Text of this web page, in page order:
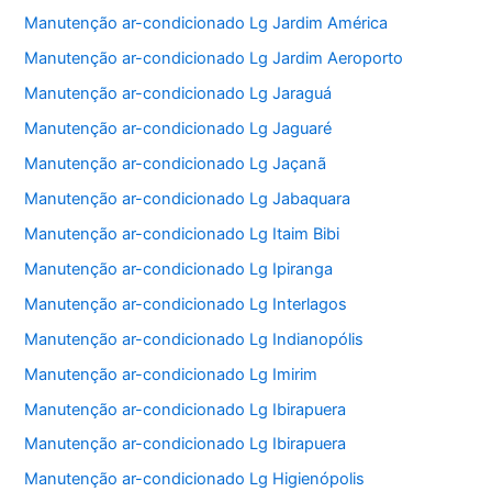
Manutenção ar-condicionado Lg Jardim América
Manutenção ar-condicionado Lg Jardim Aeroporto
Manutenção ar-condicionado Lg Jaraguá
Manutenção ar-condicionado Lg Jaguaré
Manutenção ar-condicionado Lg Jaçanã
Manutenção ar-condicionado Lg Jabaquara
Manutenção ar-condicionado Lg Itaim Bibi
Manutenção ar-condicionado Lg Ipiranga
Manutenção ar-condicionado Lg Interlagos
Manutenção ar-condicionado Lg Indianopólis
Manutenção ar-condicionado Lg Imirim
Manutenção ar-condicionado Lg Ibirapuera
Manutenção ar-condicionado Lg Ibirapuera
Manutenção ar-condicionado Lg Higienópolis